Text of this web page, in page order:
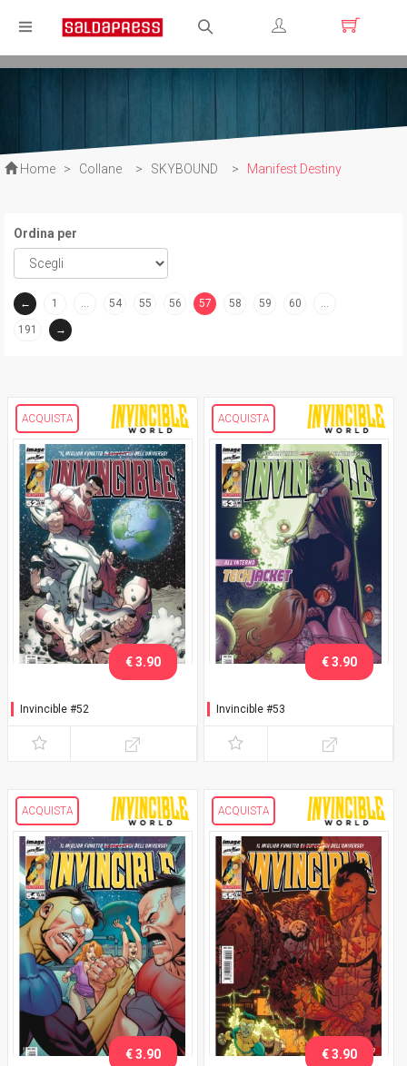
Registrati
Home > Collane > SKYBOUND > Manifest Destiny
Ordina per
← 1 … 54 55 56
57
58 59 60 …
191 →
ACQUISTA
Invincible #52
€ 3.90
ACQUISTA
Invincible #53
€ 3.90
ACQUISTA
€ 3.90
ACQUISTA
€ 3.90